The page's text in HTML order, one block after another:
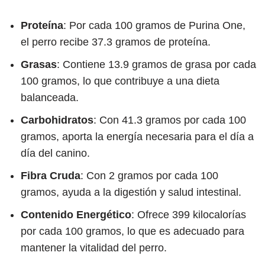
Proteína: Por cada 100 gramos de Purina One,
el perro recibe 37.3 gramos de proteína.
Grasas: Contiene 13.9 gramos de grasa por cada
100 gramos, lo que contribuye a una dieta
balanceada.
Carbohidratos: Con 41.3 gramos por cada 100
gramos, aporta la energía necesaria para el día a
día del canino.
Fibra Cruda: Con 2 gramos por cada 100
gramos, ayuda a la digestión y salud intestinal.
Contenido Energético: Ofrece 399 kilocalorías
por cada 100 gramos, lo que es adecuado para
mantener la vitalidad del perro.